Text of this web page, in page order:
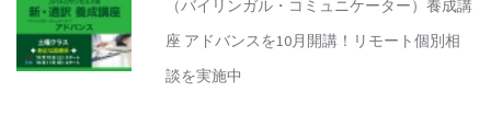
（バイリンガル・コミュニケーター）養成講
座 アドバンスを10月開講！リモート個別相
談を実施中